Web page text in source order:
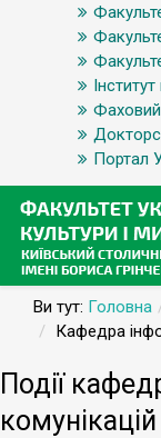
Портал
Ви тут: Головна
Кафедра
Події
комунікацій